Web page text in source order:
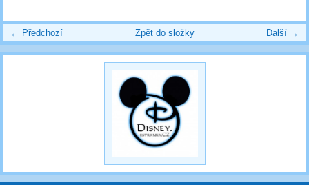
← Předchozí Další →
Zpět do složky